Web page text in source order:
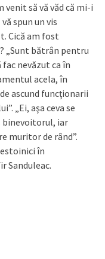
venit să vă văd că mi-i
spun un vis
Cică am fost
„Sunt bătrân pentru
nevăzut ca în
acela, în
ascund funcţionarii
„Ei, aşa ceva se
binevoitorul, iar
muritor de rând”.
în
Sanduleac.